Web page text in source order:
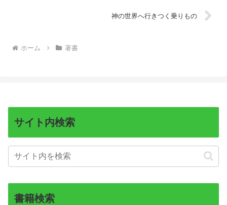
神の世界へ行きつく乗りもの
ホーム 著書
サイト内検索
書籍検索